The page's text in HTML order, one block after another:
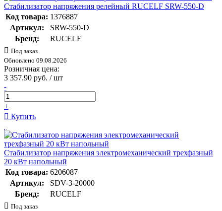
Стабилизатор напряжения релейный RUCELF SRW-550-D
Код товара: 1376887
Артикул:
SRW-550-D
Бренд:
RUCELF
Под заказ
Обновлено 09.08.2026
Розничная цена:
3 357.90 руб. / шт
-
+
Купить
Стабилизатор напряжения электромеханический трехфазный
20 кВт напольный
Код товара: 6206087
Артикул:
SDV-3-20000
Бренд:
RUCELF
Под заказ